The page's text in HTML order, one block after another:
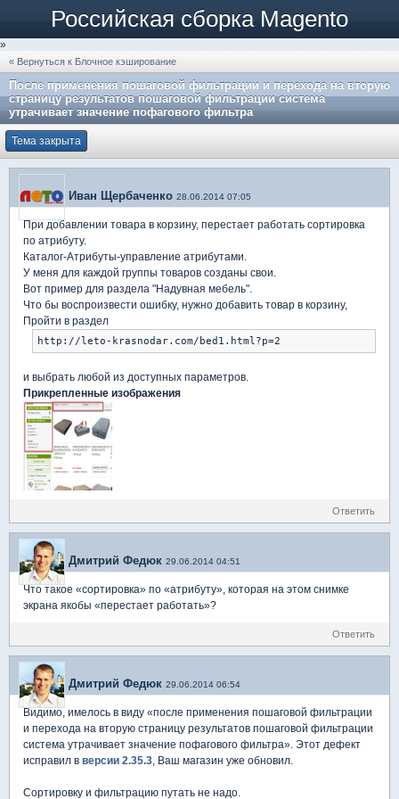
Российская сборка Magento
»
« Вернуться к Блочное кэширование
После применения пошаговой фильтрации и перехода на вторую
страницу результатов пошаговой фильтрации система
утрачивает значение пофагового фильтра
Тема закрыта
Иван Щербаченко 28.06.2014 07:05
При добавлении товара в корзину, перестает работать сортировка
по атрибуту.
Каталог-Атрибуты-управление атрибутами.
У меня для каждой группы товаров созданы свои.
Вот пример для раздела "Надувная мебель".
Что бы воспроизвести ошибку, нужно добавить товар в корзину,
Пройти в раздел
http://leto-krasnodar.com/bed1.html?p=2
и выбрать любой из доступных параметров.
Прикрепленные изображения
Ответить
Дмитрий Федюк 29.06.2014 04:51
Что такое «сортировка» по «атрибуту», которая на этом снимке
экрана якобы «перестает работать»?
Ответить
Дмитрий Федюк 29.06.2014 06:54
Видимо, имелось в виду «после применения пошаговой фильтрации
и перехода на вторую страницу результатов пошаговой фильтрации
система утрачивает значение пофагового фильтра». Этот дефект
исправил в версии 2.35.3, Ваш магазин уже обновил.
Сортировку и фильтрацию путать не надо.